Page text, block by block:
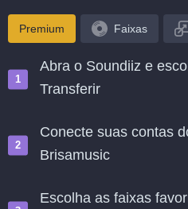
Premium Faixas
Abra o Soundiiz e
Transferir
Conecte suas contas
Brisamusic
Escolha as faixas